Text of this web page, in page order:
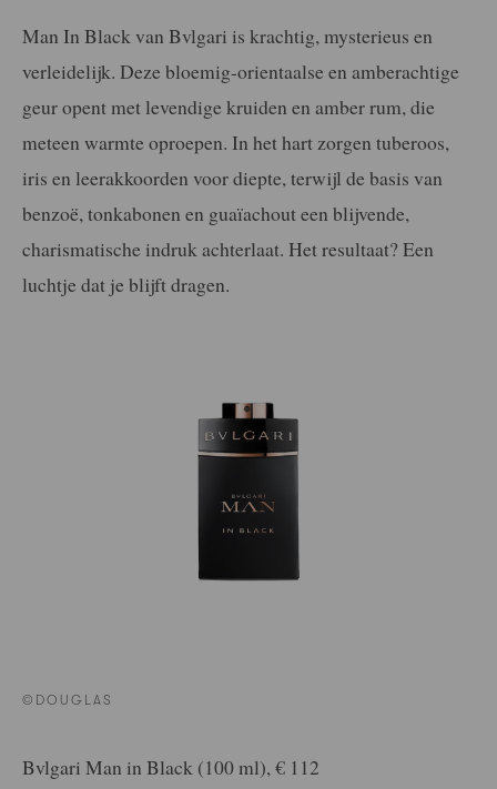
Man In Black van Bvlgari is krachtig, mysterieus en
verleidelijk. Deze bloemig-orientaalse en amberachtige
geur opent met levendige kruiden en amber rum, die
meteen warmte oproepen. In het hart zorgen tuberoos,
iris en leerakkoorden voor diepte, terwijl de basis van
benzoë, tonkabonen en guaïachout een blijvende,
charismatische indruk achterlaat. Het resultaat? Een
luchtje dat je blijft dragen.
©DOUGLAS
Bvlgari Man in Black (100 ml), € 112